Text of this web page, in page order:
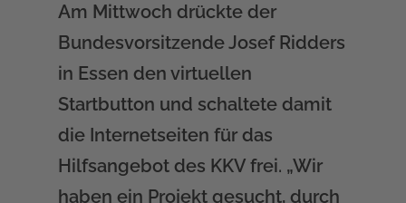
Am Mittwoch drückte der
Bundesvorsitzende Josef Ridders
in Essen den virtuellen
Startbutton und schaltete damit
die Internetseiten für das
Hilfsangebot des KKV frei. „Wir
haben ein Projekt gesucht, durch